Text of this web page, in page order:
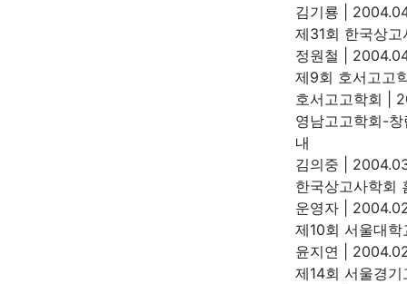
김기룡
제31회 한국상
정원철
제9회 호서고고
호서고고학회
영남고고학회-
내
김의중
한국상고사학회
운영자
제10회 서울대
윤지연
제14회 서울경